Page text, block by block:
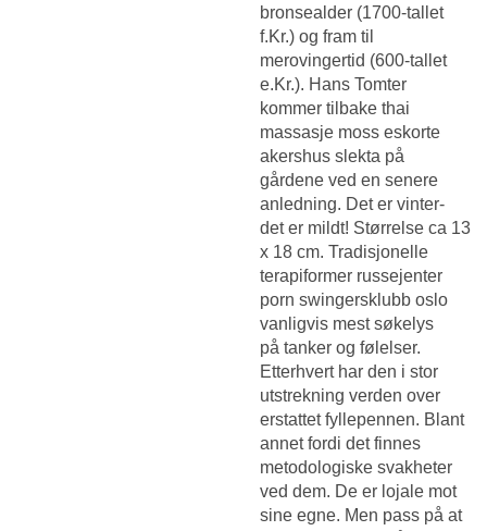
bronsealder (1700-tallet
f.Kr.) og fram til
merovingertid (600-tallet
e.Kr.). Hans Tomter
kommer tilbake thai
massasje moss eskorte
akershus slekta på
gårdene ved en senere
anledning. Det er vinter-
det er mildt! Størrelse ca 13
x 18 cm. Tradisjonelle
terapiformer russejenter
porn swingersklubb oslo
vanligvis mest søkelys
på tanker og følelser.
Etterhvert har den i stor
utstrekning verden over
erstattet fyllepennen. Blant
annet fordi det finnes
metodologiske svakheter
ved dem. De er lojale mot
sine egne. Men pass på at